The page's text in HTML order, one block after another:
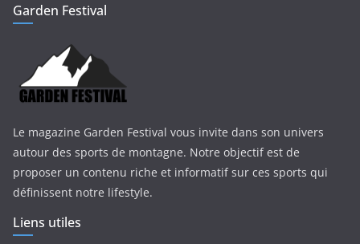
Garden Festival
Le magazine Garden Festival vous invite dans son univers
autour des sports de montagne. Notre objectif est de
proposer un contenu riche et informatif sur ces sports qui
définissent notre lifestyle.
Liens utiles